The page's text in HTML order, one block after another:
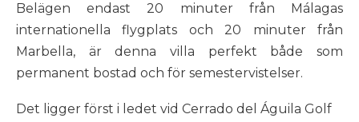
Belägen endast 20 minuter från Málagas
internationella flygplats och 20 minuter från
Marbella, är denna villa perfekt både som
permanent bostad och för semestervistelser.
Det ligger först i ledet vid Cerrado del Águila Golf